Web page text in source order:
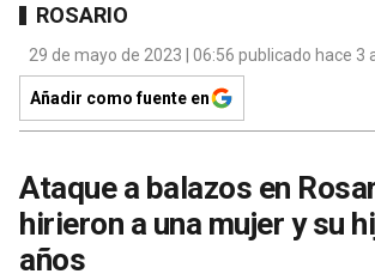
ROSARIO
29 de mayo de 2023 | 06:56 publicado hace 3
Añadir como fuente en
Ataque a balazos en
hirieron a una mujer y su
años